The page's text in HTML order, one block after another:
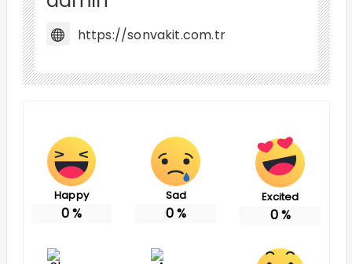
https://sonvakit.com.tr
Happy
0%
Sad
0%
Excited
0%